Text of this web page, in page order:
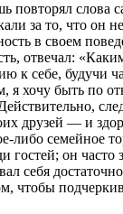
повторял слова
за то, что он
в своем
отвечал:
к себе, будучи
я хочу быть по
друзей — и
либо семейное
гостей; он часто
себя
чтобы